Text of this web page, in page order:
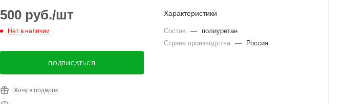
500 руб./шт
Нет в наличии
ПОДПИСАТЬСЯ
Хочу в подарок
Характеристики
Состав —
полиуретан
Страна производства — Россия